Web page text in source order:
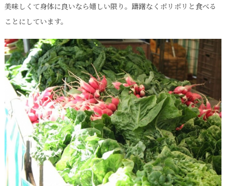
美味しくて身体に良いなら嬉しい限り。躊躇なくポリポリと食べる
ことにしています。